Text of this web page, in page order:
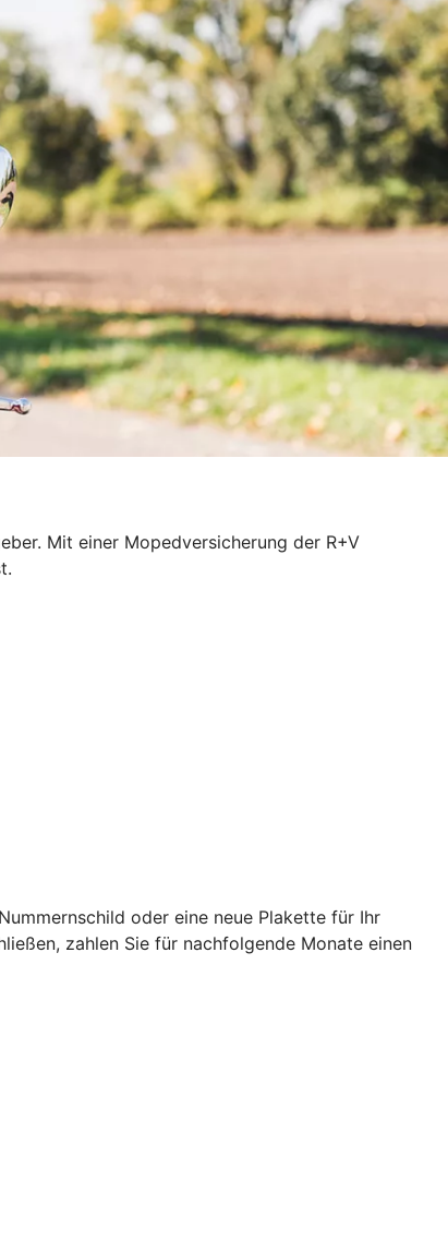
Mit einer Mopedversicherung der R+V
oder eine neue Plakette für Ihr
zahlen Sie für nachfolgende Monate einen